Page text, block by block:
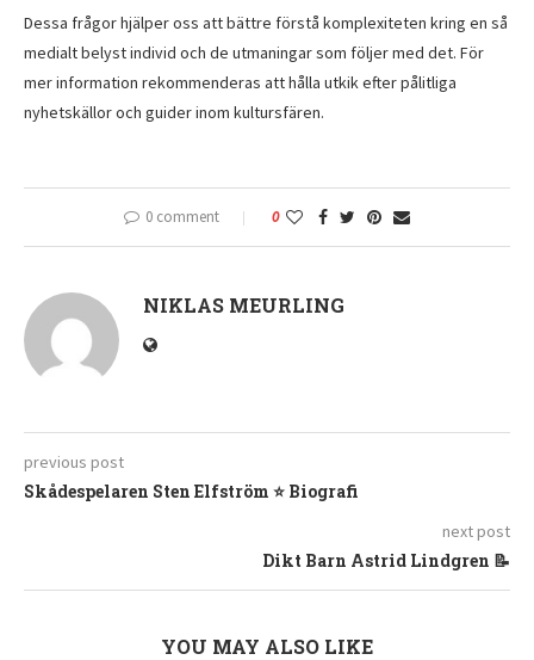
Dessa frågor hjälper oss att bättre förstå komplexiteten kring en så
medialt belyst individ och de utmaningar som följer med det. För
mer information rekommenderas att hålla utkik efter pålitliga
nyhetskällor och guider inom kultursfären.
0 comment 0
NIKLAS MEURLING
previous post
Skådespelaren Sten Elfström ⭐ Biografi
next post
Dikt Barn Astrid Lindgren 📝
YOU MAY ALSO LIKE